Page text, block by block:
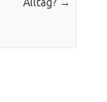
Alltag? →